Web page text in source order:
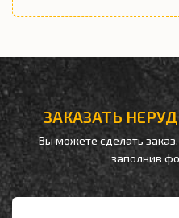
ЗАКАЗАТЬ
Вы можете сделать
заполнив